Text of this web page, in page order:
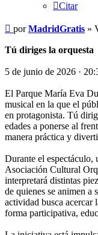
Citar
Mensaje
porMadridGratis »
Tú diriges la orquesta
5 de junio de 2026 ·
El Parque María Eva
musical en la que el
en protagonista. Tú
edades a ponerse al
manera práctica y
Durante el espectáculo,
Asociación Cultural
interpretará distintas
de quienes se animen a
actividad busca acercar
forma participativa,